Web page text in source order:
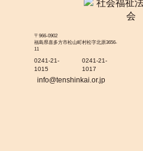
〒966-0902
福島県喜多方市松山町村松字北原3656-
11
0241-21-
1015
0241-21-
1017
info@tenshinkai.or.jp